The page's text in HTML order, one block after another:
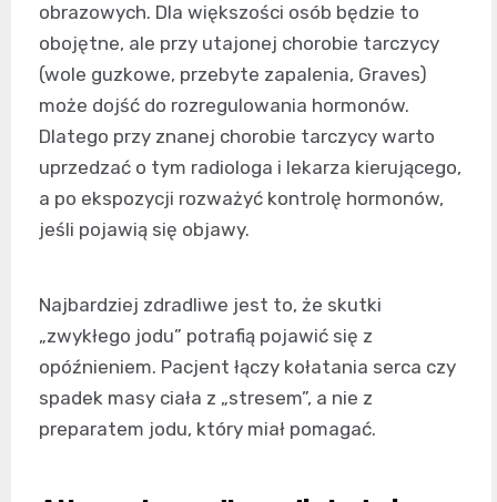
obrazowych. Dla większości osób będzie to
obojętne, ale przy utajonej chorobie tarczycy
(wole guzkowe, przebyte zapalenia, Graves)
może dojść do rozregulowania hormonów.
Dlatego przy znanej chorobie tarczycy warto
uprzedzać o tym radiologa i lekarza kierującego,
a po ekspozycji rozważyć kontrolę hormonów,
jeśli pojawią się objawy.
Najbardziej zdradliwe jest to, że skutki
„zwykłego jodu” potrafią pojawić się z
opóźnieniem. Pacjent łączy kołatania serca czy
spadek masy ciała z „stresem”, a nie z
preparatem jodu, który miał pomagać.